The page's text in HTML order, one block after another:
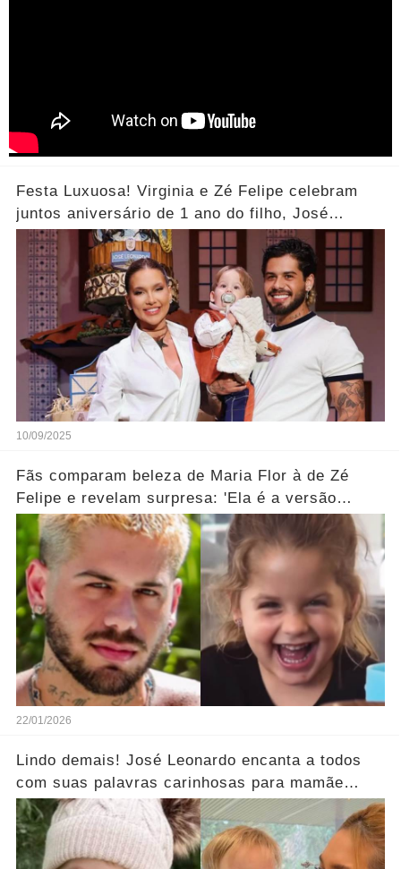
Festa Luxuosa! Virginia e Zé Felipe celebram
juntos aniversário de 1 ano do filho, José
Leonardo... Ver mais
10/09/2025
Fãs comparam beleza de Maria Flor à de Zé
Felipe e revelam surpresa: 'Ela é a versão
feminina!'... Ver mais
22/01/2026
Lindo demais! José Leonardo encanta a todos
com suas palavras carinhosas para mamãe
Virgínia.... Ver mais